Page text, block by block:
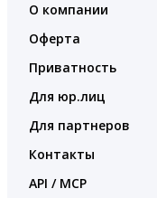
О компании
Оферта
Приватность
Для юр.лиц
Для партнеров
Контакты
API / MCP